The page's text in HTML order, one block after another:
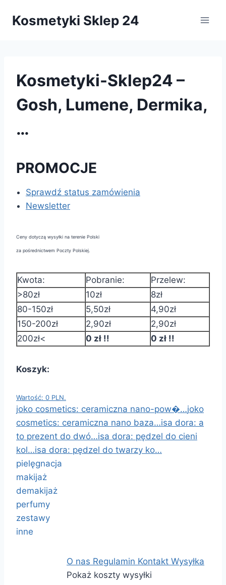
Kosmetyki Sklep 24
Kosmetyki-Sklep24 –
Gosh, Lumene, Dermika,
…
PROMOCJE
Sprawdź status zamówienia
Newsletter
Ceny dotyczą wysyłki na terenie Polski
za pośrednictwem Poczty Polskiej.
Kwota: Pobranie:
Przelew:
>80zł
10zł
8zł
80-150zł
5,50zł
4,90zł
150-200zł
2,90zł
2,90zł
200zł<
0 zł !! 0 zł !!
Koszyk:
Wartość: 0 PLN.
joko cosmetics: ceramiczna nano-pow�…joko
cosmetics: ceramiczna nano baza…isa dora: a
to prezent do dwó…isa dora: pędzel do cieni
kol…isa dora: pędzel do twarzy ko…
pielęgnacja
makijaż
demakijaż
perfumy
zestawy
inne
O nas Regulamin Kontakt Wysyłka
Pokaż koszty wysyłki